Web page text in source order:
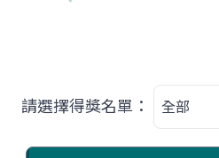
請選擇得獎名單：